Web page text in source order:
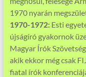
1970 nyarán
1970-1972:Esti
újságíró gyakornok
Magyar Írók
akik ekkor még csak
fiatal írók